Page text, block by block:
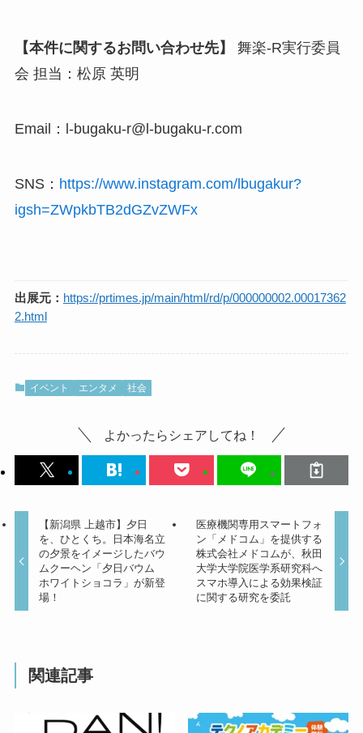
【本件に関するお問い合わせ先】
舞楽-R実行委員
会 担当：松原 英明
Email：l-bugaku-r@l-bugaku-r.com
SNS： https://www.instagram.com/lbugakur?
igsh=ZWpkbTB2dGZvZWFx
出展元： https://prtimes.jp/main/html/rd/p/000000002.00017362
2.html
イベント エンタメ 社会
よかったらシェアしてね！
【新潟県 上越市】夕日
を、ひとくち。日本海名立
の夕景をイメージしたバウ
ムクーヘン「夕日バウム
ホワイトショコラ」が新登
場！
医療機関専用スマートフォ
ン「メドコム」を提供する
株式会社メドコムが、秋田
大学大学院医学系研究科へ
スマホ導入による効果検証
に関する研究を委託
関連記事